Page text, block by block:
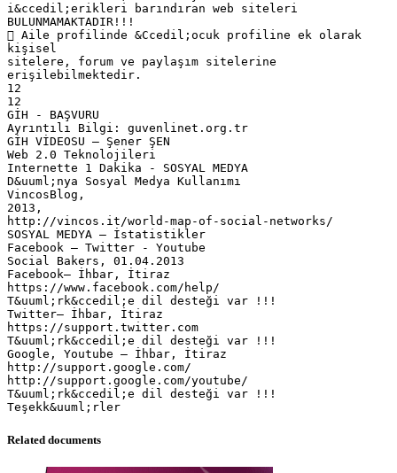
i&ccedil;erikleri barındıran web siteleri
BULUNMAMAKTADIR!!!
 Aile profilinde &Ccedil;ocuk profiline ek olarak
kişisel
sitelere, forum ve paylaşım sitelerine
erişilebilmektedir.
12
12
GİH - BAŞVURU
Ayrıntılı Bilgi: guvenlinet.org.tr
GİH VİDEOSU – Şener ŞEN
Web 2.0 Teknolojileri
Internette 1 Dakika - SOSYAL MEDYA
D&uuml;nya Sosyal Medya Kullanımı
VincosBlog,
2013,
http://vincos.it/world-map-of-social-networks/
SOSYAL MEDYA – İstatistikler
Facebook – Twitter - Youtube
Social Bakers, 01.04.2013
Facebook– İhbar, İtiraz
https://www.facebook.com/help/
T&uuml;rk&ccedil;e dil desteği var !!!
Twitter– İhbar, İtiraz
https://support.twitter.com
T&uuml;rk&ccedil;e dil desteği var !!!
Google, Youtube – İhbar, İtiraz
http://support.google.com/
http://support.google.com/youtube/
T&uuml;rk&ccedil;e dil desteği var !!!
Related documents